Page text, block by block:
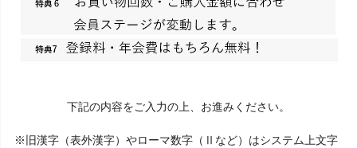
下記の内容をご入力の上、お進みください。
※旧漢字（表外漢字）やローマ数字（Ⅱなど）はシステム上文字